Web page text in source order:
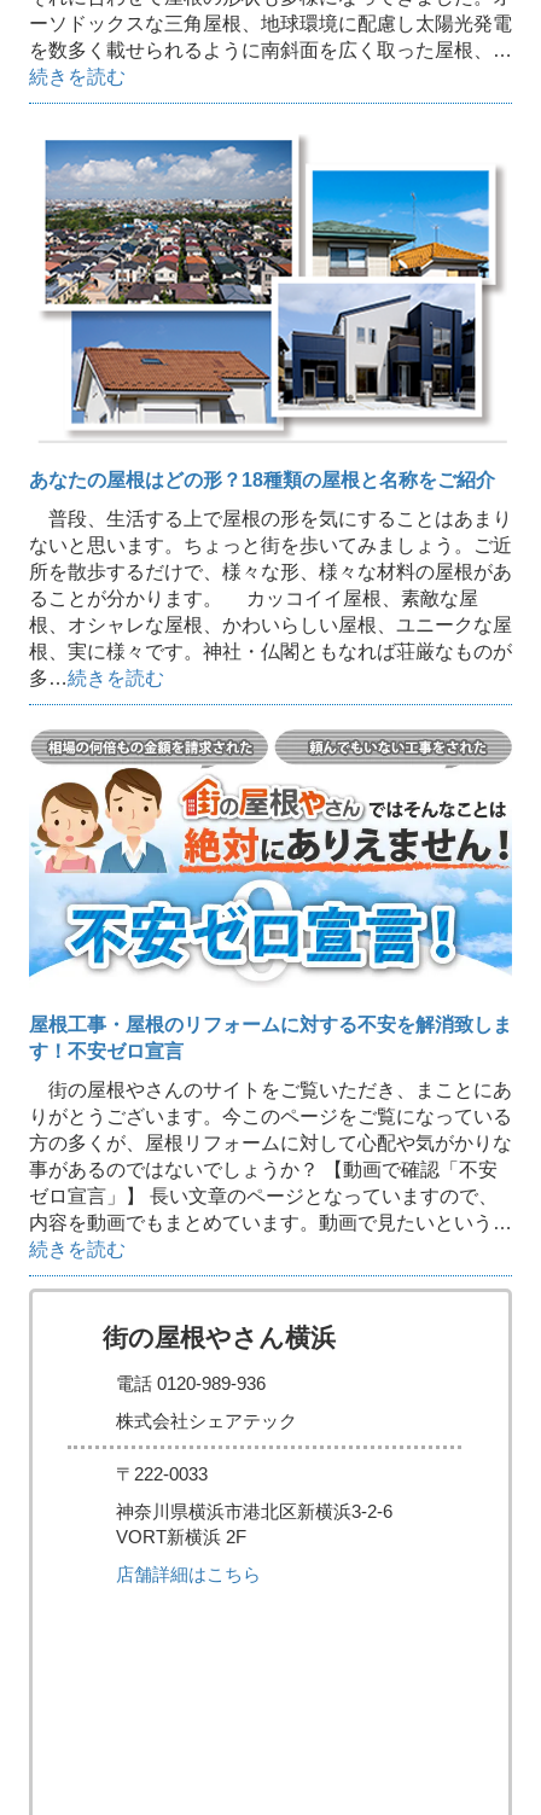
ーソドックスな三角屋根、地球環境に配慮し太陽光発電
を数多く載せられるように南斜面を広く取った屋根、…
続きを読む
あなたの屋根はどの形？18種類の屋根と名称をご紹介
普段、生活する上で屋根の形を気にすることはあまり
ないと思います。ちょっと街を歩いてみましょう。ご近
所を散歩するだけで、様々な形、様々な材料の屋根があ
ることが分かります。 カッコイイ屋根、素敵な屋
根、オシャレな屋根、かわいらしい屋根、ユニークな屋
根、実に様々です。神社・仏閣ともなれば荘厳なものが
多…続きを読む
屋根工事・屋根のリフォームに対する不安を解消致しま
す！不安ゼロ宣言
街の屋根やさんのサイトをご覧いただき、まことにあ
りがとうございます。今このページをご覧になっている
方の多くが、屋根リフォームに対して心配や気がかりな
事があるのではないでしょうか？ 【動画で確認「不安
ゼロ宣言」】 長い文章のページとなっていますので、
内容を動画でもまとめています。動画で見たいという…
続きを読む
街の屋根やさん横浜
電話 0120-989-936
株式会社シェアテック
〒222-0033
神奈川県横浜市港北区新横浜3-2-6
VORT新横浜 2F
店舗詳細はこちら